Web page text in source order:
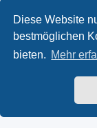
Diese Website
bestmöglichen
bieten. Mehr